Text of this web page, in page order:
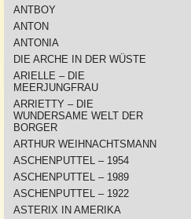
ANTBOY
ANTON
ANTONIA
DIE ARCHE IN DER WÜSTE
ARIELLE – DIE
MEERJUNGFRAU
ARRIETTY – DIE
WUNDERSAME WELT DER
BORGER
ARTHUR WEIHNACHTSMANN
ASCHENPUTTEL – 1954
ASCHENPUTTEL – 1989
ASCHENPUTTEL – 1922
ASTERIX IN AMERIKA